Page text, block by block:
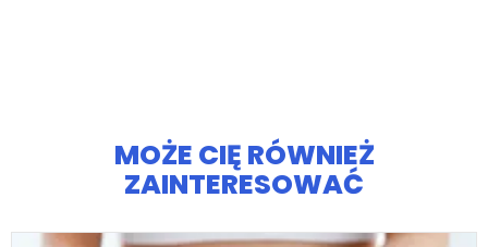
MOŻE CIĘ RÓWNIEŻ
ZAINTERESOWAĆ